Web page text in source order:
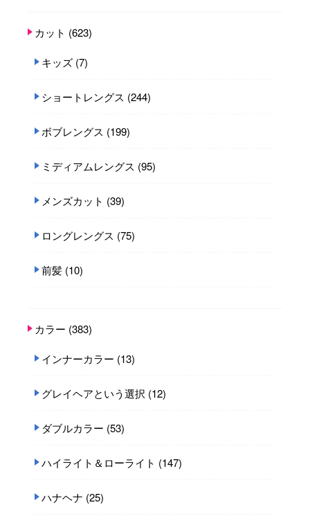
カット (623)
キッズ (7)
ショートレングス (244)
ボブレングス (199)
ミディアムレングス (95)
メンズカット (39)
ロングレングス (75)
前髪 (10)
カラー (383)
インナーカラー (13)
グレイヘアという選択 (12)
ダブルカラー (53)
ハイライト＆ローライト (147)
ハナヘナ (25)